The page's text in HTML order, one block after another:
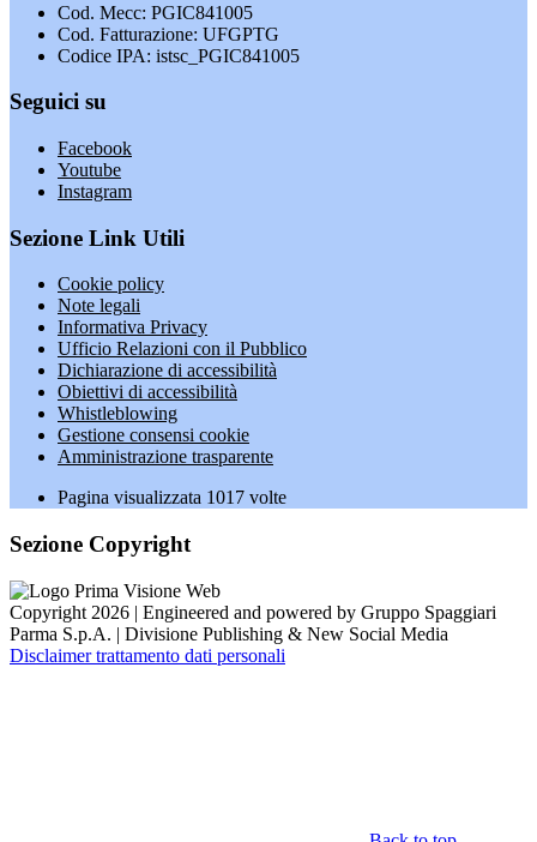
Cod. Mecc: PGIC841005
Cod. Fatturazione: UFGPTG
Codice IPA: istsc_PGIC841005
Seguici su
Facebook
Youtube
Instagram
Sezione Link Utili
Cookie policy
Note legali
Informativa Privacy
Ufficio Relazioni con il Pubblico
Dichiarazione di accessibilità
Obiettivi di accessibilità
Whistleblowing
Gestione consensi cookie
Amministrazione trasparente
Pagina visualizzata 1017 volte
Sezione Copyright
Copyright 2026 | Engineered and powered by Gruppo Spaggiari
Parma S.p.A. | Divisione Publishing & New Social Media
Disclaimer trattamento dati personali